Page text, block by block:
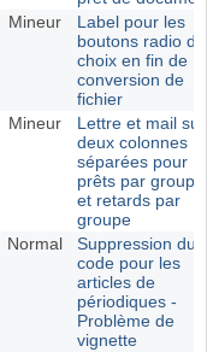
Mineur
Label pour les
boutons radio de
choix en fin de
conversion de
fichier
Mineur
Lettre et mail sur
deux colonnes
séparées pour
prêts par groupe
et retards par
groupe
Normal
Suppression du
code pour les
articles de
périodiques -
Problème de
vignette